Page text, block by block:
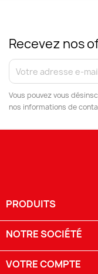
Recevez nos
Vous pouvez vous
nos informations de
PRODUITS
NOTRE SOCIÉTÉ
VOTRE COMPTE